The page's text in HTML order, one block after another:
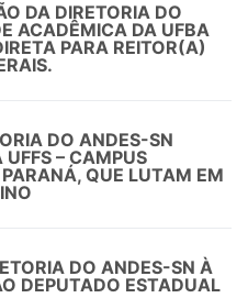
DA DIRETORIA DO
ACADÊMICA DA UFBA
PARA REITOR(A)
DO ANDES-SN
– CAMPUS
QUE LUTAM EM
DO ANDES-SN À
DEPUTADO ESTADUAL